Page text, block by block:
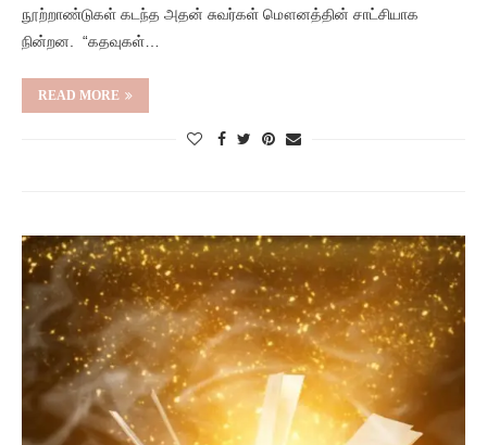
நூற்றாண்டுகள் கடந்த அதன் சுவர்கள் மௌனத்தின் சாட்சியாக
நின்றன. “கதவுகள்…
READ MORE